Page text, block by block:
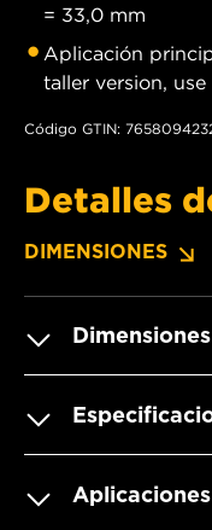
= 33,0 mm
Aplicación
taller version,
Código GTIN:
Detalles
DIMENSIONES
Dimensiones
Aplicaciones